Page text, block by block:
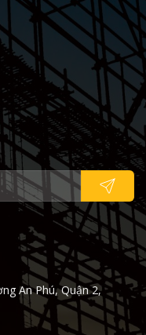
An Phú, Quận 2,